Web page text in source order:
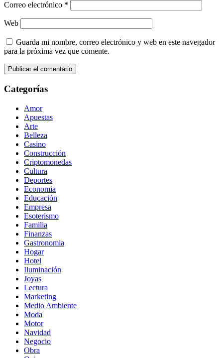
Correo electrónico *
Web
Guarda mi nombre, correo electrónico y web en este navegador
para la próxima vez que comente.
Categorías
Amor
Apuestas
Arte
Belleza
Casino
Construcción
Criptomonedas
Cultura
Deportes
Economia
Educación
Empresa
Esoterismo
Familia
Finanzas
Gastronomia
Hogar
Hotel
Iluminación
Joyas
Lectura
Marketing
Medio Ambiente
Moda
Motor
Navidad
Negocio
Obra